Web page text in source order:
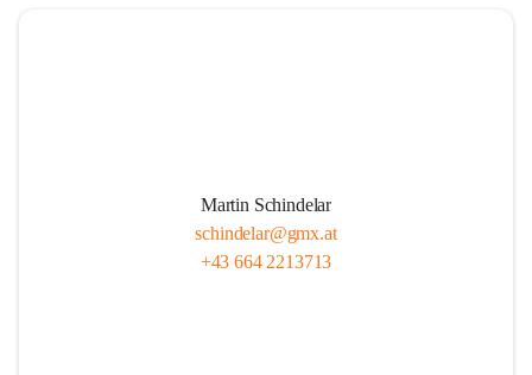
Martin Schindelar
schindelar@gmx.at
+43 664 2213713